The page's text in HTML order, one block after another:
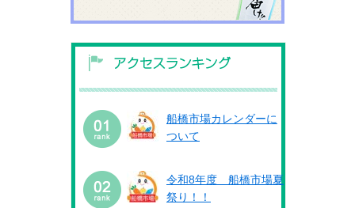
船橋市場カレンダーに
ついて
令和8年度 船橋市場夏
祭り！！